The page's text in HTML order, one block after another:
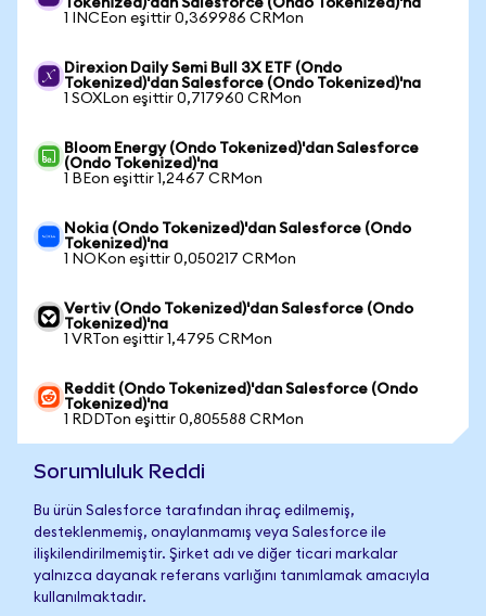
Tokenized)'dan Salesforce (Ondo Tokenized)'na
1 INCEon eşittir 0,369986 CRMon
Direxion Daily Semi Bull 3X ETF (Ondo
Tokenized)'dan Salesforce (Ondo Tokenized)'na
1 SOXLon eşittir 0,717960 CRMon
Bloom Energy (Ondo Tokenized)'dan Salesforce
(Ondo Tokenized)'na
1 BEon eşittir 1,2467 CRMon
Nokia (Ondo Tokenized)'dan Salesforce (Ondo
Tokenized)'na
1 NOKon eşittir 0,050217 CRMon
Vertiv (Ondo Tokenized)'dan Salesforce (Ondo
Tokenized)'na
1 VRTon eşittir 1,4795 CRMon
Reddit (Ondo Tokenized)'dan Salesforce (Ondo
Tokenized)'na
1 RDDTon eşittir 0,805588 CRMon
Sorumluluk Reddi
Bu ürün Salesforce tarafından ihraç edilmemiş,
desteklenmemiş, onaylanmamış veya Salesforce ile
ilişkilendirilmemiştir. Şirket adı ve diğer ticari markalar
yalnızca dayanak referans varlığını tanımlamak amacıyla
kullanılmaktadır.